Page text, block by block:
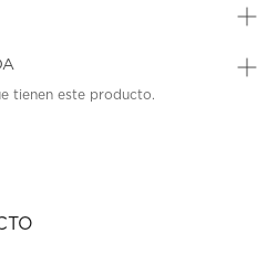
tienen este producto.